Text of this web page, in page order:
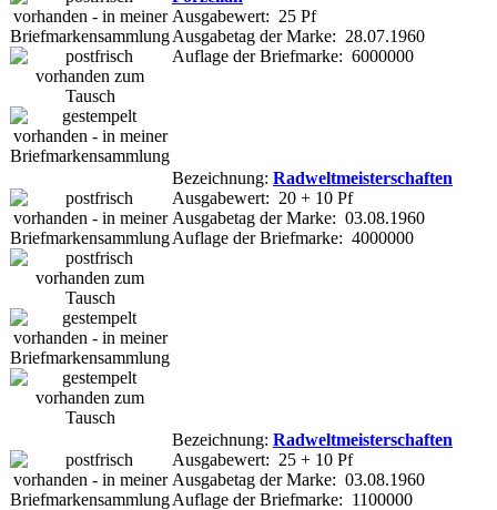
Ausgabewert: 25 Pf
Ausgabetag der Marke: 28.07.1960
Auflage der Briefmarke: 6000000
Bezeichnung: Radweltmeisterschaften
Ausgabewert: 20 + 10 Pf
Ausgabetag der Marke: 03.08.1960
Auflage der Briefmarke: 4000000
Bezeichnung: Radweltmeisterschaften
Ausgabewert: 25 + 10 Pf
Ausgabetag der Marke: 03.08.1960
Auflage der Briefmarke: 1100000